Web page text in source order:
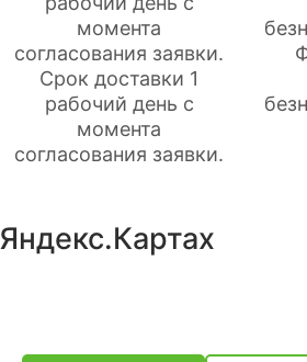
Срок доставки 1
рабочий день с
момента
согласования заявки.